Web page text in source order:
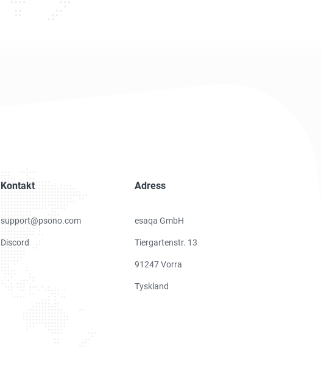
Kontakt
support@psono.com
Discord
Adress
esaqa GmbH
Tiergartenstr. 13
91247 Vorra
Tyskland